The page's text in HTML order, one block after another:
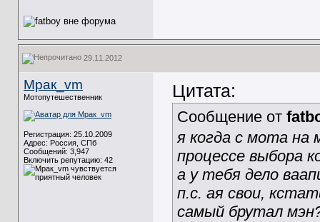
29.11.2012
Мрак_vm
Мотопутешественник
Регистрация: 25.10.2009
Адрес: Россия, СПб
Сообщений: 3,947
Включить репутацию: 42
Цитата:
Сообщение от
я когда с мота на
процессе выбора
а у тебя дело
п.с. ая свои,
самый брутал